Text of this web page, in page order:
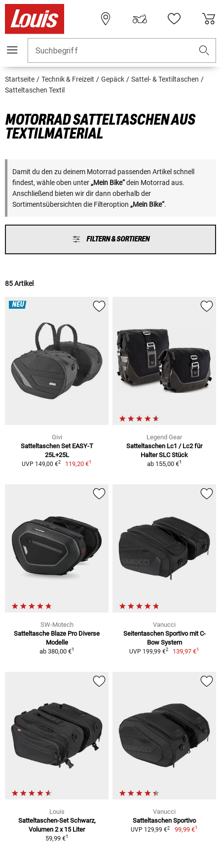
Suchbegriff
Startseite Technik & Freizeit Gepäck
Sattel- & Textiltaschen
Satteltaschen Textil
MOTORRAD SATTELTASCHEN AUS
TEXTILMATERIAL
Damit du den zu deinem Motorrad passenden Artikel schnell
findest, wähle oben unter„Mein Bike“dein Motorrad aus.
Anschließend bieten wir dir dann oberhalb der
Sortimentsübersichten die Filteroption „Mein Bike“.
FILTERN & SORTIEREN
85 Artikel
NEU
Givi
Satteltaschen Set EASY-T
25L+25L
UVP 149,00 €2 119,20 €1
Legend Gear
Satteltaschen Lc1 / Lc2 für
Halter SLC Stück
ab 155,00 €1
SW-Motech
Satteltasche Blaze Pro Diverse
Modelle
ab 380,00 €1
Vanucci
Seitentaschen Sportivo mit C-
Bow System
UVP 199,99 €2 139,97 €1
Louis
Satteltaschen-Set Schwarz,
Volumen 2 x 15 Liter
59,99 €1
Vanucci
Satteltaschen Sportivo
UVP 129,99 €2 99,99 €1